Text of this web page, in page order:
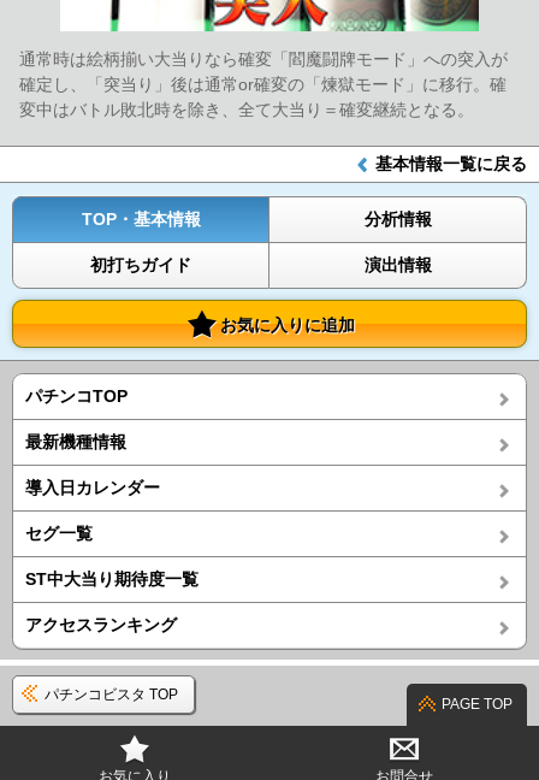
通常時は絵柄揃い大当りなら確変「閻魔闘牌モード」への突入が
確定し、「突当り」後は通常or確変の「煉獄モード」に移行。確
変中はバトル敗北時を除き、全て大当り＝確変継続となる。
基本情報一覧に戻る
TOP・基本情報 分析情報
初打ちガイド 演出情報
お気に入りに追加
パチンコTOP
最新機種情報
導入日カレンダー
セグ一覧
ST中大当り期待度一覧
アクセスランキング
パチンコビスタ TOP
PAGE TOP
お気に入り お問合せ